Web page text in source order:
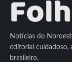
Notícias do
editorial cuidadoso,
brasileiro.